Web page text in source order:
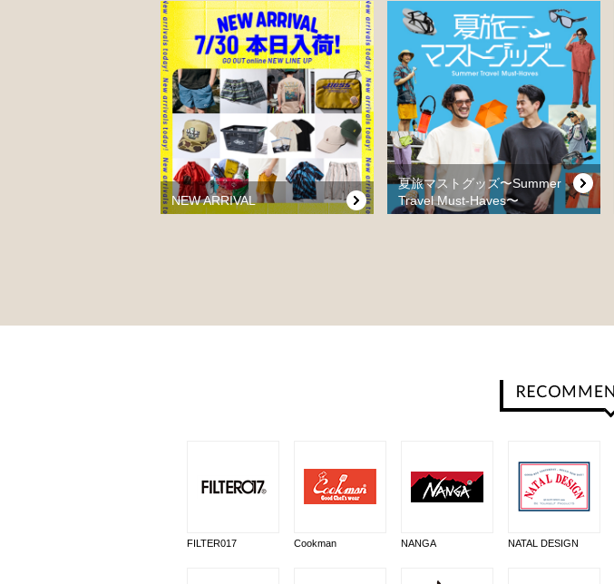
NEW ARRIVAL
夏旅マストグッズ〜Summer
Travel Must-Haves〜
FILTER017 Cookman NANGA NATAL DESIGN